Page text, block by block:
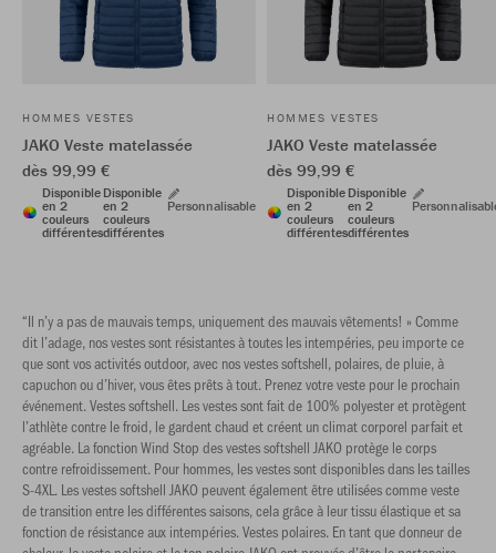
HOMMES VESTES
JAKO Veste matelassée
dès 99,99 €
Disponible
en 2
couleurs
différentes
Disponible
en 2
couleurs
différentes
Personnalisable
HOMMES VESTES
JAKO Veste matelassée
dès 99,99 €
Disponible
en 2
couleurs
différentes
Disponible
en 2
couleurs
différentes
“Il n’y a pas de mauvais temps, uniquement des mauvais vêtements! » Comme
dit l’adage, nos vestes sont résistantes à toutes les intempéries, peu importe ce
que sont vos activités outdoor, avec nos vestes softshell, polaires, de pluie, à
capuchon ou d’hiver, vous êtes prêts à tout. Prenez votre veste pour le prochain
événement. Vestes softshell. Les vestes sont fait de 100% polyester et protègent
l’athlète contre le froid, le gardent chaud et créent un climat corporel parfait et
agréable. La fonction Wind Stop des vestes softshell JAKO protège le corps
contre refroidissement. Pour hommes, les vestes sont disponibles dans les tailles
S-4XL. Les vestes softshell JAKO peuvent également être utilisées comme veste
de transition entre les différentes saisons, cela grâce à leur tissu élastique et sa
fonction de résistance aux intempéries. Vestes polaires. En tant que donneur de